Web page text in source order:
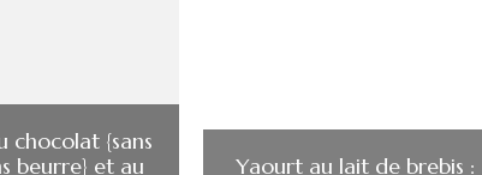
chocolat {sans
beurre} et au
Yaourt au lait de brebis :